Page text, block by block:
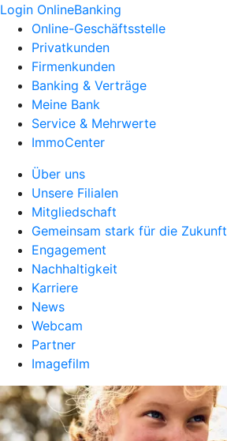
Login OnlineBanking
Online-Geschäftsstelle
Privatkunden
Firmenkunden
Banking & Verträge
Meine Bank
Service & Mehrwerte
ImmoCenter
Über uns
Unsere Filialen
Mitgliedschaft
Gemeinsam stark für die Zukunft
Engagement
Nachhaltigkeit
Karriere
News
Webcam
Partner
Imagefilm